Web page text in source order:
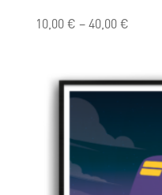
10,00€ –40,00€